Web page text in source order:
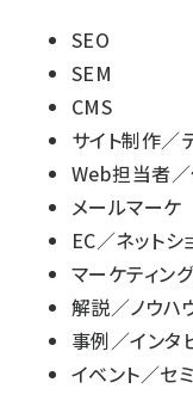
SEO
SEM
CMS
サイト制作／
Web担当者
メールマーケ
EC／ネットシ
マーケティン
解説／ノウハ
事例／インタ
イベント／セ